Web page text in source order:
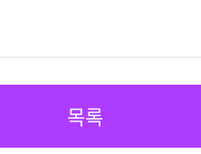
목록